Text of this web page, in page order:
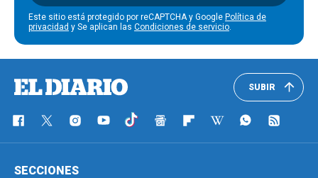
Este sitio está protegido por reCAPTCHA y Google Política de
privacidad y Se aplican las Condiciones de servicio.
SUBIR
SECCIONES